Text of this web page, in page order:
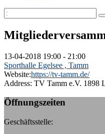
13-04-2018 19:00 - 21:00
Sporthalle Egelsee , Tamm
Website:https://tv-tamm.de/
Address: TV Tamm e.V. 1898
Öffnungszeiten
Geschäftsstelle: